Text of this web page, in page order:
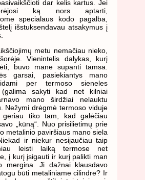
dar kelis kartus. Jei
ką nors aptarti,
specialaus kodo pagalba,
išstuksendavau atsakymus į
metu nemačiau nieko,
Vienintelis dalykas, kurį
buvo mane supanti tamsa.
garsai, pasiekiantys mano
per termoso sieneles
(galima sakyti kad net kilniai
mano širdžiai nelauktu
Nežymi drėgmė termoso viduje
geriau tiko tam, kad galėčiau
„kūną“. Nuo prisilietimų prie
metalinio paviršiaus mano siela
ir niekur nesijaučiau taip
leisti laiką termose net
į kurį įsigauti ir kurį palikti man
mergina. Ji dažnai klausdavo
būti metaliniame cilindre? Ir